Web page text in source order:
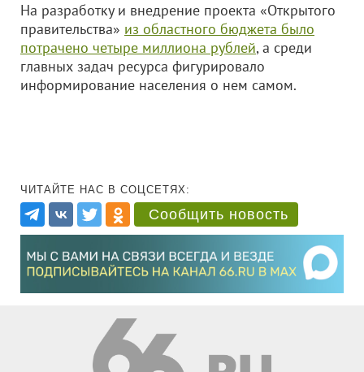
На разработку и внедрение проекта «Открытого
правительства» из областного бюджета было
потрачено четыре миллиона рублей, а среди
главных задач ресурса фигурировало
информирование населения о нем самом.
ЧИТАЙТЕ НАС В СОЦСЕТЯХ:
Сообщить новость